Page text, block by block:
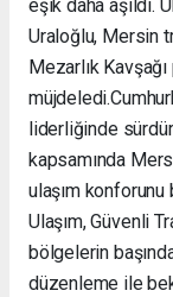
eşik daha aşıldı.
Uraloğlu, Mersin
Mezarlık
müjdeledi.
liderliğinde
kapsamında
ulaşım
Ulaşım, Güvenli
bölgelerin
düzenleme ile